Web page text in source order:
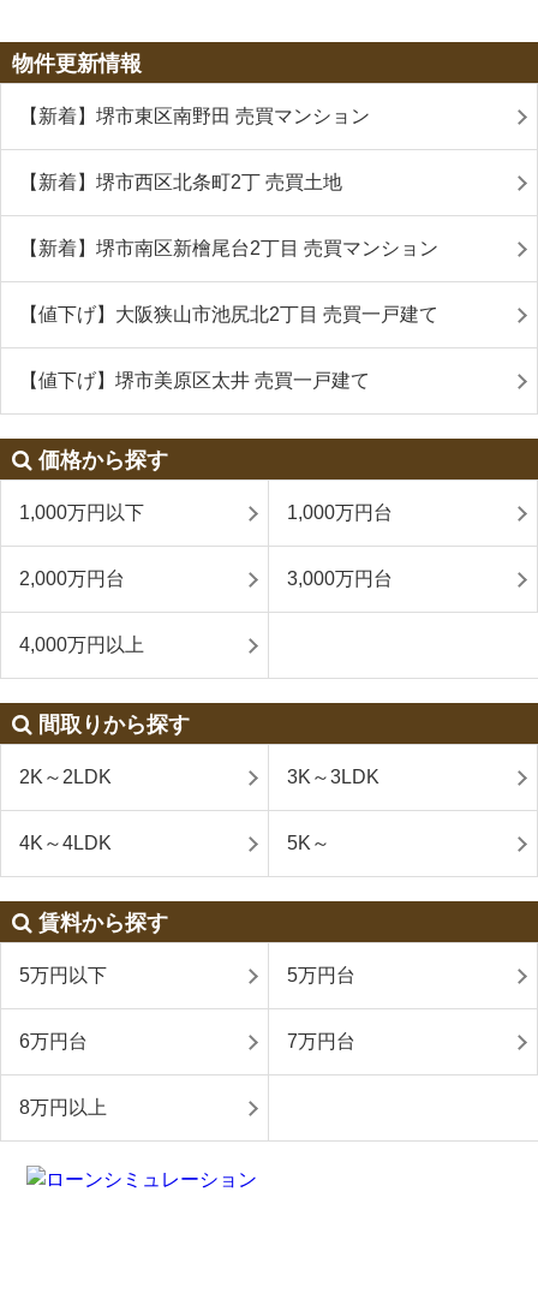
物件更新情報
【新着】堺市東区南野田 売買マンション
【新着】堺市西区北条町2丁 売買土地
【新着】堺市南区新檜尾台2丁目 売買マンション
【値下げ】大阪狭山市池尻北2丁目 売買一戸建て
【値下げ】堺市美原区太井 売買一戸建て
価格から探す
1,000万円以下 1,000万円台
2,000万円台 3,000万円台
4,000万円以上
間取りから探す
2K～2LDK 3K～3LDK
4K～4LDK 5K～
賃料から探す
5万円以下 5万円台
6万円台 7万円台
8万円以上